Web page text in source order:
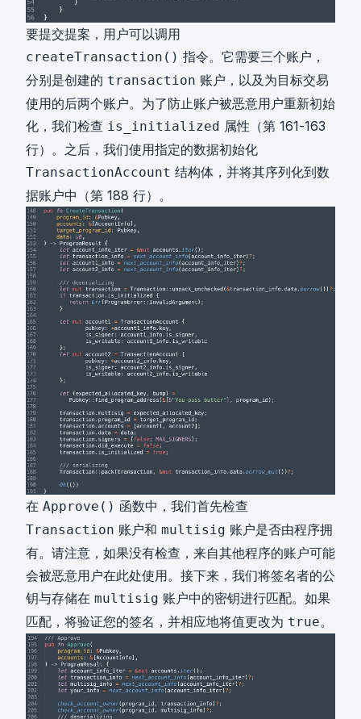
要提交提案，用户可以调用
createTransaction() 指令。它需要三个账户，
分别是创建的 transaction 账户，以及为目标交易
使用的后两个账户。为了防止账户被恶意用户重新初始
化，我们检查 is_initialized 属性（第 161-163
行）。之后，我们使用指定的数据初始化
TransactionAccount 结构体，并将其序列化到数
据账户中（第 188 行）。
在 Approve() 函数中，我们首先检查
Transaction 账户和 multisig 账户是否由程序拥
有。请注意，如果没有检查，来自其他程序的账户可能
会被恶意用户在此处使用。接下来，我们将签名者的公
钥与存储在 multisig 账户中的密钥进行匹配。如果
匹配，将验证您的签名，并相应地将值更改为 true。